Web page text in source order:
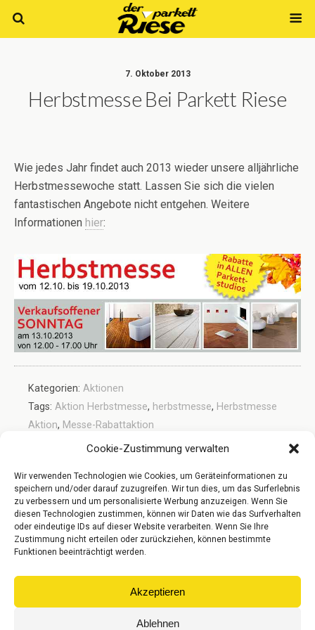
Cookie-Zustimmung verwalten
Wir verwenden Technologien wie Cookies, um Geräteinformationen zu
speichern und/oder darauf zuzugreifen. Wir tun dies, um das Surferlebnis
zu verbessern und um personalisierte Werbung anzuzeigen. Wenn Sie
diesen Technologien zustimmen, können wir Daten wie das Surfverhalten
oder eindeutige IDs auf dieser Website verarbeiten. Wenn Sie Ihre
Zustimmung nicht erteilen oder zurückziehen, können bestimmte
Funktionen beeinträchtigt werden.
Akzeptieren
Ablehnen
7. Oktober 2013
Herbstmesse Bei Parkett Riese
Wie jedes Jahr findet auch 2013 wieder unsere alljährliche
Herbstmessewoche statt. Lassen Sie sich die vielen
fantastischen Angebote nicht entgehen. Weitere
Informationen hier:
Kategorien: Aktionen
Tags: Aktion Herbstmesse, herbstmesse, Herbstmesse
Aktion, Messe-Rabattaktion
Vorheriger Beitrag
IRSA Pflege- Und
Reinigungsmittel
Nächster Beitrag
Herbstmesse 2013 Bei Parkett
Riese – Noch 3 Tage!
Mobil Desktop